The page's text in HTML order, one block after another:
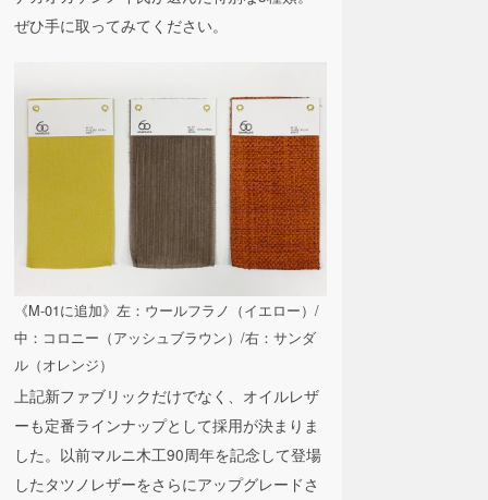
ぜひ手に取ってみてください。
《M-01に追加》左：ウールフラノ（イエロー）/
中：コロニー（アッシュブラウン）/右：サンダ
ル（オレンジ）
上記新ファブリックだけでなく、オイルレザ
ーも定番ラインナップとして採用が決まりま
した。以前マルニ木工90周年を記念して登場
したタツノレザーをさらにアップグレードさ